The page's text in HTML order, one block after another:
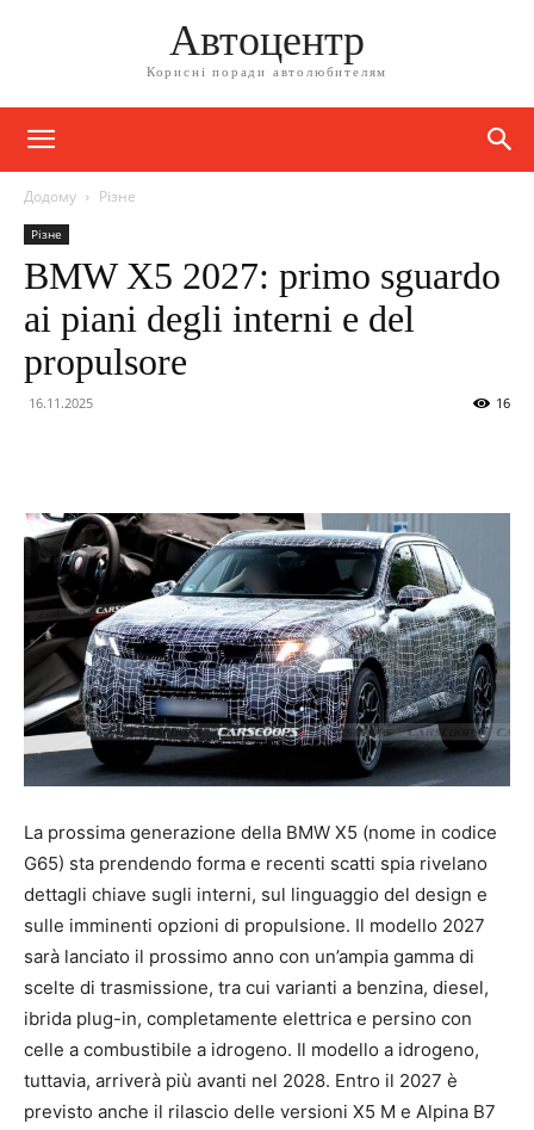
Автоцентр
Корисні поради автолюбителям
Додому Різне
Різне
BMW X5 2027: primo sguardo
ai piani degli interni e del
propulsore
16.11.2025 16
La prossima generazione della BMW X5 (nome in codice
G65) sta prendendo forma e recenti scatti spia rivelano
dettagli chiave sugli interni, sul linguaggio del design e
sulle imminenti opzioni di propulsione. Il modello 2027
sarà lanciato il prossimo anno con un’ampia gamma di
scelte di trasmissione, tra cui varianti a benzina, diesel,
ibrida plug-in, completamente elettrica e persino con
celle a combustibile a idrogeno. Il modello a idrogeno,
tuttavia, arriverà più avanti nel 2028. Entro il 2027 è
previsto anche il rilascio delle versioni X5 M e Alpina B7